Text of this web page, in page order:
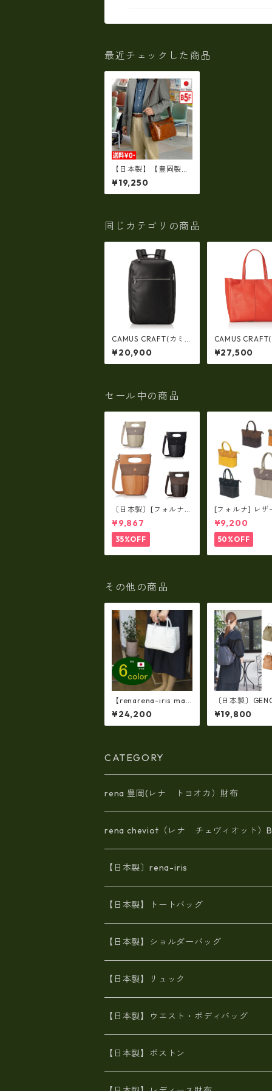
最近チェックした商品
【日本製】【豊岡製
鞄】ショルダーバッグ
メンズ 上質な牛革を使
った大人の本革メンズ
¥19,250
同じカテゴリの商品
CAMUS CRAFT(カミ
ュクラフト) ビジネス
バッグ リュックサック
日本製 撥水 軽量 ユニ
¥20,900
CAMUS
ュクラフト) ビ
バッグ トート
日本製 撥水 軽
¥27,500
セール中の商品
〔日本製〕[フォルナ]
レザー×パラフィン筒
型2way シュリンクレ
ザー×79Aパラフィ
ン fo-259630
¥9,867
35%OFF
[フォルナ] レザ
ラフィン筒型
ュリンクレザー
パラフィン ト
o-259632
¥9,200
50%OFF
その他の商品
【renarena-iris mad
e in japan】【日本
製】（6・color)牛革
製品・エナメルクロ
¥24,200
〔日本製〕
（IMAIBAG）牛
シュリンクヌメ
パー・コンパク
¥19,800
CATEGORY
rena 豊岡(レナ トヨオカ）財布
rena cheviot（レナ チェヴィオット）
【日本製〕rena-iris
エナメル（パテント）レザー
牛革製品トート・ショルダー
牛革製品リュック
【日本製】トートバッグ
火山灰染めバッグ
8号帆布
豊岡製
ヌメ革バッグ
Ａ3サイズ
オイルレザー
エナメル
がま口
【日本製】ショルダーバッグ
漂流ロープバッグ
6号蝋引き帆布
火山灰染めバッグ
8号帆布
財布ポシェット
牛革
【日本製】リュック
帆布
豊岡
豊岡製
牛革
日本製
【日本製】ウエスト・ボディバッグ
帆布
【日本製】ボストン